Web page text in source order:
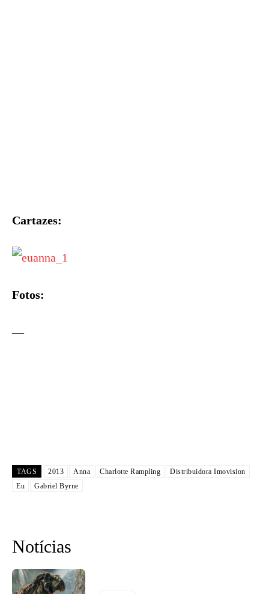
Cartazes:
Fotos:
—
TAGS 2013 Anna Charlotte Rampling
Distribuidora Imovision
Eu
Gabriel Byrne
Notícias